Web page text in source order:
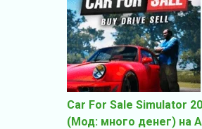
Car For Sale Simulator
(Мод: много денег) на